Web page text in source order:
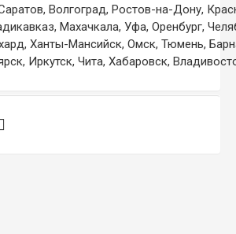
Волгоград, Ростов-на-Дону,
Махачкала, Уфа, Оренбург,
Ханты-Мансийск, Омск, Тюмень,
Иркутск, Чита, Хабаровск,